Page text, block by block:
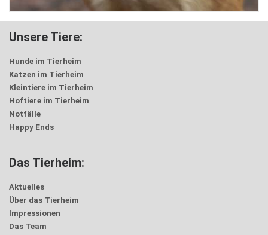
Unsere Tiere:
Hunde im Tierheim
Katzen im Tierheim
Kleintiere im Tierheim
Hoftiere im Tierheim
Notfälle
Happy Ends
Das Tierheim:
Aktuelles
Über das Tierheim
Impressionen
Das Team